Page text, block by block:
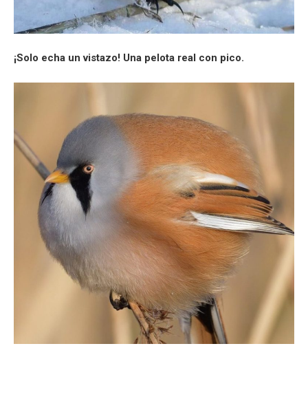
¡Solo echa un vistazo! Una pelota real con pico.